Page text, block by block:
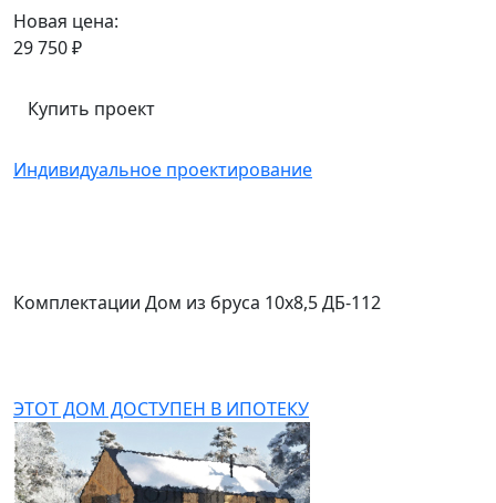
Новая цена:
29 750 ₽
Купить проект
Индивидуальное проектирование
Комплектации Дом из бруса 10x8,5 ДБ-112
ЭТОТ ДОМ ДОСТУПЕН В ИПОТЕКУ